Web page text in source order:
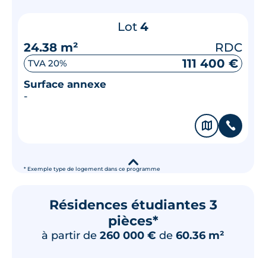
* Exemple type de logement dans ce programme
Lot 4
24.38 m²
RDC
TVA 20% 111 400 €
Surface annexe
-
🗞 📞
▾
Résidences étudiantes 3
pièces*
à partir de 260 000 € de 60.36 m²